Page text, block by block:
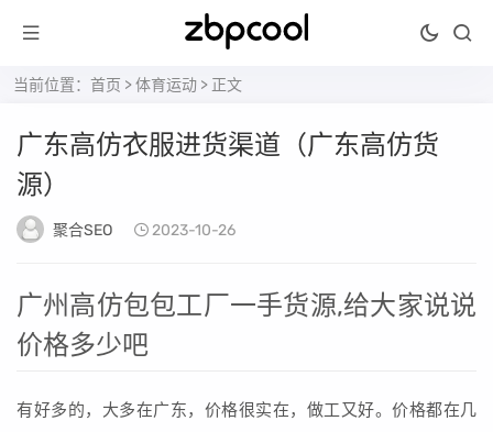
当前位置： 首页 >体育运动 > 正文
广东高仿衣服进货渠道（广东高仿货
源）
聚合SEO 2023-10-26
广州高仿包包工厂一手货源,给大家说说
价格多少吧
有好多的，大多在广东，价格很实在，做工又好。价格都在几